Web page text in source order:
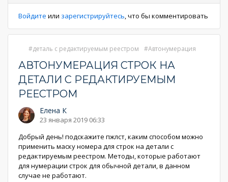
Войдите или зарегистрируйтесь , что бы комментировать
деталь с редактируемым реестром Автонумерация
АВТОНУМЕРАЦИЯ СТРОК НА
ДЕТАЛИ С РЕДАКТИРУЕМЫМ
РЕЕСТРОМ
Елена К
23 января 2019 06:33
Добрый день! подскажите пжлст, каким способом можно
применить маску номера для строк на детали с
редактируемым реестром. Методы, которые работают
для нумерации строк для обычной детали, в данном
случае не работают.